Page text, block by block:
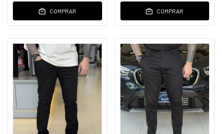
COMPRAR COMPRAR